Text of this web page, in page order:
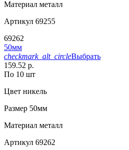
Материал металл
Артикул 69255
69262
50мм
checkmark_alt_circleВыбрать
159.52 р.
По 10 шт
Цвет никель
Размер 50мм
Материал металл
Артикул 69262